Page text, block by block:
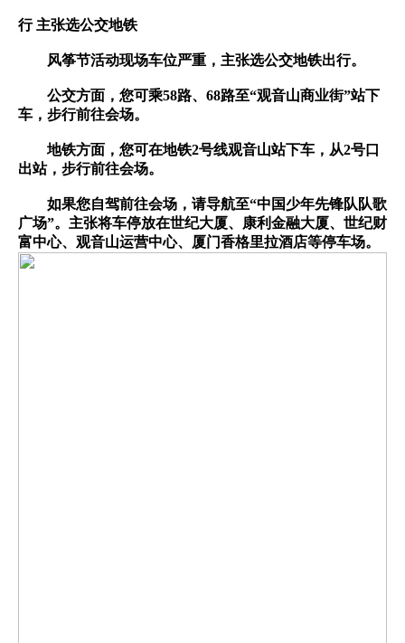
行 主张选公交地铁
风筝节活动现场车位严重，主张选公交地铁出行。
公交方面，您可乘58路、68路至“观音山商业街”站下
车，步行前往会场。
地铁方面，您可在地铁2号线观音山站下车，从2号口
出站，步行前往会场。
如果您自驾前往会场，请导航至“中国少年先锋队队歌
广场”。主张将车停放在世纪大厦、康利金融大厦、世纪财
富中心、观音山运营中心、厦门香格里拉酒店等停车场。